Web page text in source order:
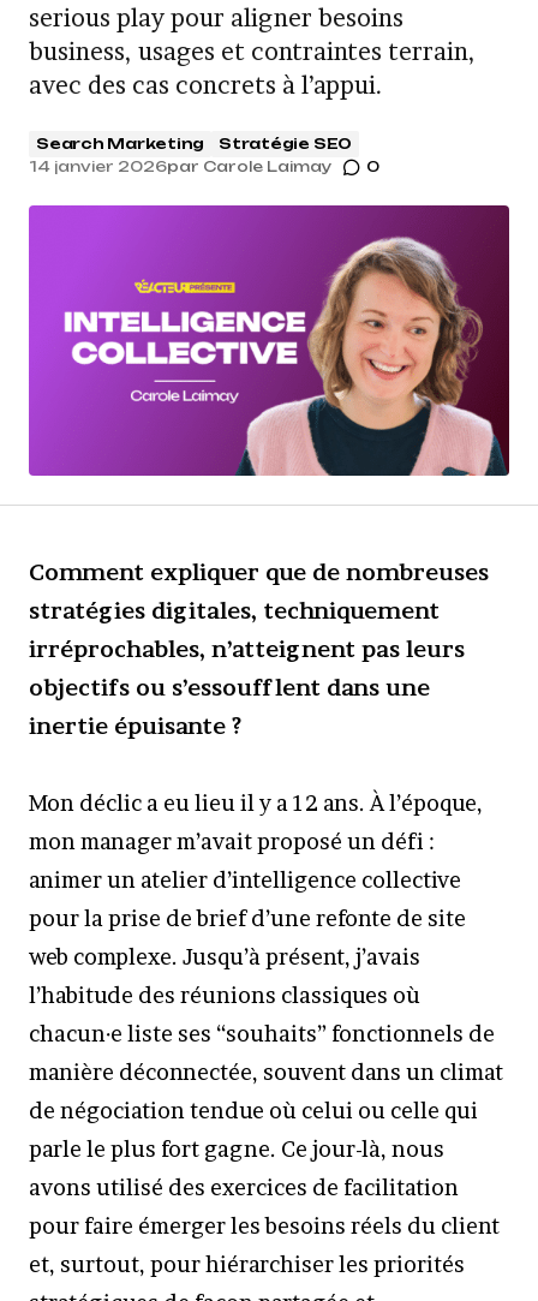
serious play pour aligner besoins
business, usages et contraintes terrain,
avec des cas concrets à l’appui.
Search Marketing
Stratégie SEO
14 janvier 2026par Carole Laimay 0
Comment expliquer que de nombreuses
stratégies digitales, techniquement
irréprochables, n’atteignent pas leurs
objectifs ou s’essoufflent dans une
inertie épuisante ?
Mon déclic a eu lieu il y a 12 ans. À l’époque,
mon manager m’avait proposé un défi :
animer un atelier d’intelligence collective
pour la prise de brief d’une refonte de site
web complexe. Jusqu’à présent, j’avais
l’habitude des réunions classiques où
chacun·e liste ses “souhaits” fonctionnels de
manière déconnectée, souvent dans un climat
de négociation tendue où celui ou celle qui
parle le plus fort gagne. Ce jour-là, nous
avons utilisé des exercices de facilitation
pour faire émerger les besoins réels du client
et, surtout, pour hiérarchiser les priorités